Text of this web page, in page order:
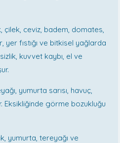
çilek, ceviz, badem, domates,
yer fıstığı ve bitkisel yağlarda
kuvvet kaybı, el ve
yumurta sarısı, havuç,
Eksikliğinde görme bozukluğu
yumurta, tereyağı ve